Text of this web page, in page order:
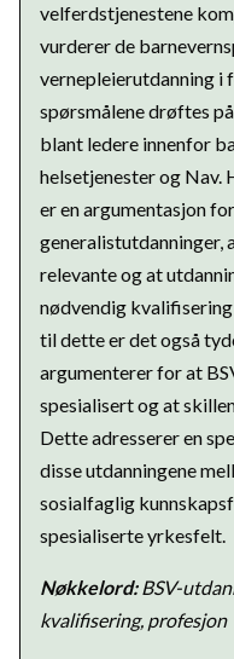
velferdstjenestene
vurderer de
vernepleierutdanning i
spørsmålene drøftes
blant ledere innenfor
helsetjenester og Nav.
er en argumentasjon
generalistutdanninger,
relevante og at
nødvendig
til dette er det også
argumenterer for at
spesialisert og at
Dette adresserer en
disse utdanningene
sosialfaglig
spesialiserte yrkesfelt.
Nøkkelord:BSV-
kvalifisering, profesjon